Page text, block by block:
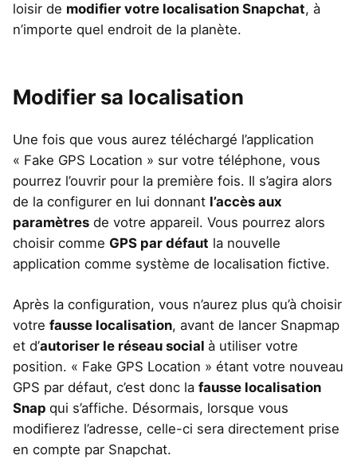
loisir de modifier votre localisation Snapchat, à
n’importe quel endroit de la planète.
Modifier sa localisation
Une fois que vous aurez téléchargé l’application
« Fake GPS Location » sur votre téléphone, vous
pourrez l’ouvrir pour la première fois. Il s’agira alors
de la configurer en lui donnant l’accès aux
paramètres de votre appareil. Vous pourrez alors
choisir comme GPS par défaut la nouvelle
application comme système de localisation fictive.
Après la configuration, vous n’aurez plus qu’à choisir
votre fausse localisation, avant de lancer Snapmap
et d’autoriser le réseau social à utiliser votre
position. « Fake GPS Location » étant votre nouveau
GPS par défaut, c’est donc la fausse localisation
Snap qui s’affiche. Désormais, lorsque vous
modifierez l’adresse, celle-ci sera directement prise
en compte par Snapchat.